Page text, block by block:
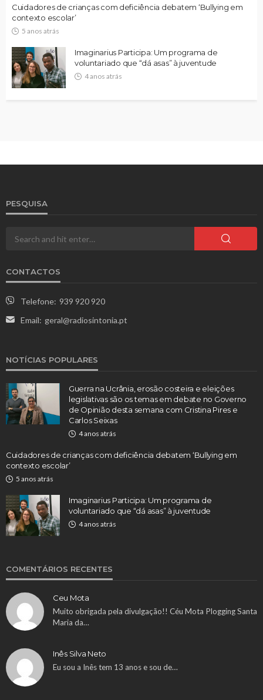
Cuidadores de crianças com deficiência debatem ‘Bullying em
contexto escolar’
5 anos atrás
Imaginarius Participa: Um programa de
voluntariado que “dá asas” à juventude
4 anos atrás
PESQUISA
CONTACTOS
Telefone: 939 920 920
Email: geral@radiosintonia.pt
NOTÍCIAS POPULARES
Guerra na Ucrânia, erosão costeira e eleições
legislativas são os temas em debate no Governo
de Opinião desta semana com Cristina Pires e
Carlos Seixas
4 anos atrás
Cuidadores de crianças com deficiência debatem ‘Bullying em
contexto escolar’
5 anos atrás
Imaginarius Participa: Um programa de
voluntariado que “dá asas” à juventude
4 anos atrás
COMENTÁRIOS RECENTES
Ceu Mota
Muito obrigada pela divulgação!! Céu Mota Plogging Santa
Maria da…
Inês Silva Neto
Eu sou a Inês tem 13 anos e sou de…